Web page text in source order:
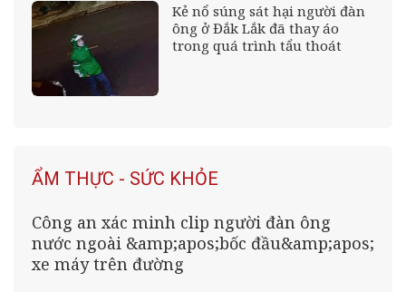
Kẻ nổ súng sát hại người đàn
ông ở Đắk Lắk đã thay áo
trong quá trình tẩu thoát
ẨM THỰC - SỨC KHỎE
Công an xác minh clip người đàn ông
nước ngoài &amp;apos;bốc đầu&amp;apos;
xe máy trên đường